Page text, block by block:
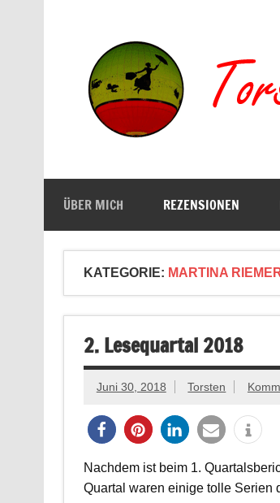
ÜBER MICH REZENSIONEN
KATEGORIE: MARTINA
2. Lesequartal 2018
Juni 30, 2018 Torsten
Nachdem ist beim 1.
Quartal waren einige tolle Serien